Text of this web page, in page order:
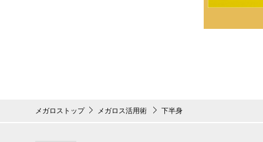
メガロストップ メガロス活用術 下半身